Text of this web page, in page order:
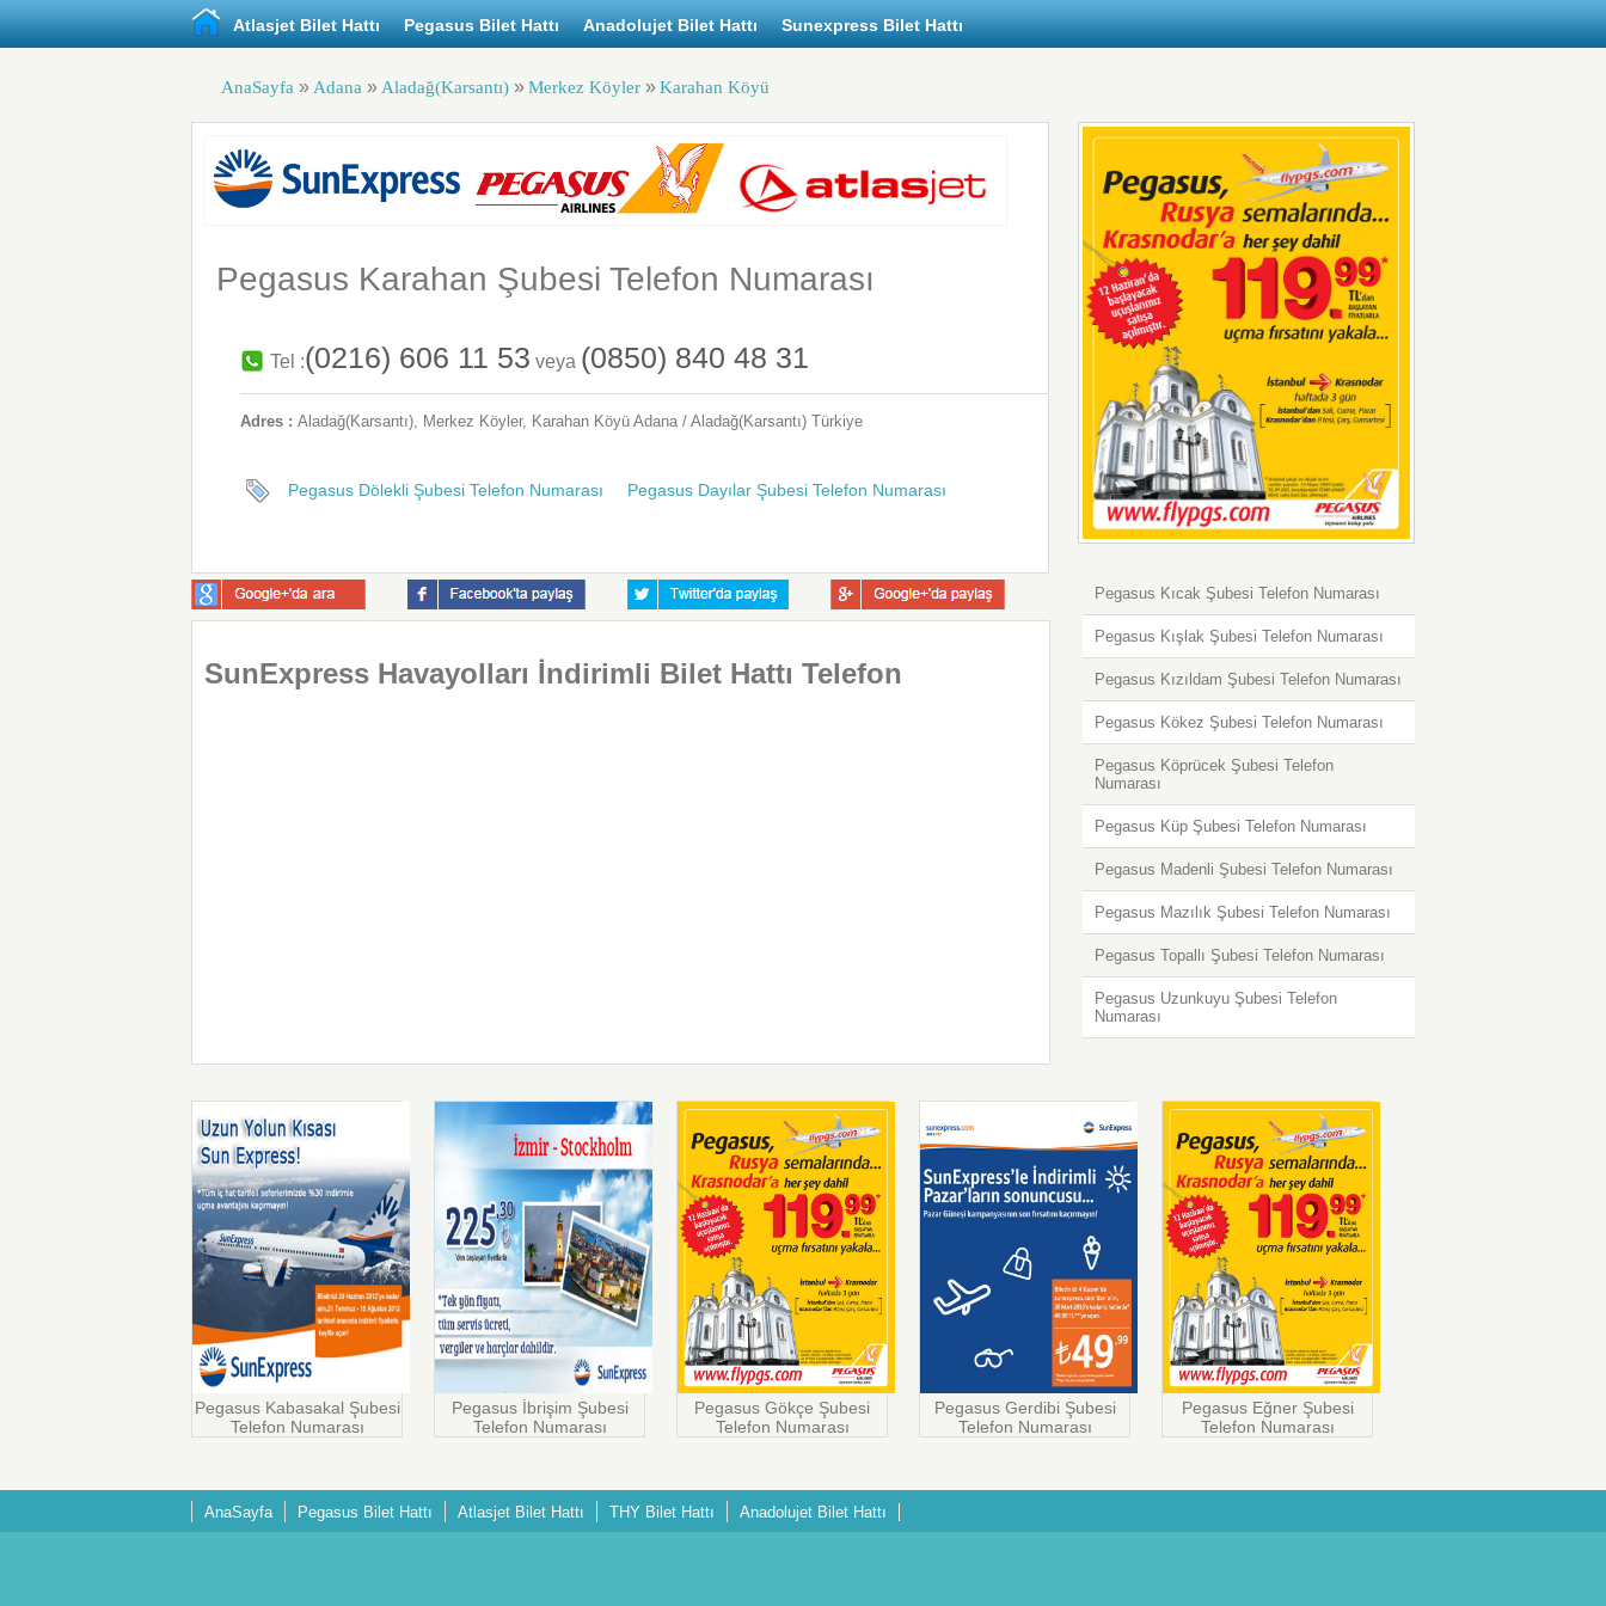
Atlasjet Bilet Hattı Pegasus Bilet Hattı Anadolujet Bilet Hattı Sunexpress Bilet Hattı
AnaSayfa » Adana » Aladağ(Karsantı) »Merkez Köyler »Karahan Köyü
Pegasus Karahan Şubesi Telefon Numarası
Tel :(0216) 606 11 53 veya (0850) 840 48 31
Adres : Aladağ(Karsantı) , Merkez Köyler, Karahan Köyü Adana / Aladağ(Karsantı) Türkiye
Pegasus Dölekli Şubesi Telefon Numarası Pegasus Dayılar Şubesi Telefon Numarası
Pegasus Kıcak Şubesi Telefon Numarası
Pegasus Kışlak Şubesi Telefon Numarası
Pegasus Kızıldam Şubesi Telefon Numarası
Pegasus Kökez Şubesi Telefon Numarası
Pegasus Köprücek Şubesi Telefon
Numarası
Pegasus Küp Şubesi Telefon Numarası
Pegasus Madenli Şubesi Telefon Numarası
Pegasus Mazılık Şubesi Telefon Numarası
Pegasus Topallı Şubesi Telefon Numarası
Pegasus Uzunkuyu Şubesi Telefon
Numarası
SunExpress Havayolları İndirimli Bilet Hattı Telefon
Pegasus Kabasakal Şubesi
Telefon Numarası
Pegasus İbrişim Şubesi
Telefon Numarası
Pegasus Gökçe Şubesi
Telefon Numarası
Pegasus Gerdibi Şubesi
Telefon Numarası
Pegasus Eğner Şubesi
Telefon Numarası
AnaSayfa Pegasus Bilet Hattı Atlasjet Bilet Hattı THY Bilet Hattı Anadolujet Bilet Hattı